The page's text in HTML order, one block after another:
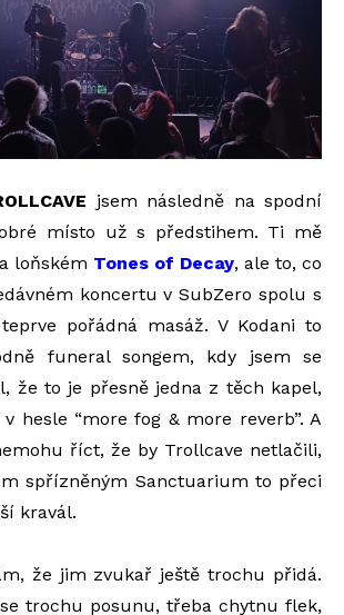
jsem následně na spodní
místo už s předstihem. Ti mě
loňském Tones of Decay, ale to, co
koncertu v SubZero spolu s
pořádná masáž. V Kodani to
funeral songem, kdy jsem se
že to je přesně jedna z těch kapel,
hesle “more fog & more reverb”. A
říct, že by Trollcave netlačili,
spřízněným Sanctuarium to přeci
kravál.
že jim zvukař ještě trochu přidá.
trochu posunu, třeba chytnu flek,